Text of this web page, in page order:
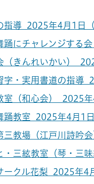
指導 2025年4月1日
踊にチャレンジする
（きんれいかい）
字・実用書道の指導
室（和心会） 2025
踊教室 2025年4月1
三教場（江戸川詩吟
・三絃教室（琴・三
ークル花梨 2025年4